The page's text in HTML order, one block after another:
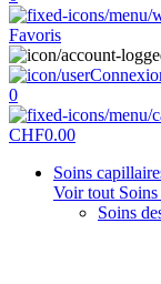
Favoris
0
CHF0.00
Soins
Voir tout
Soins